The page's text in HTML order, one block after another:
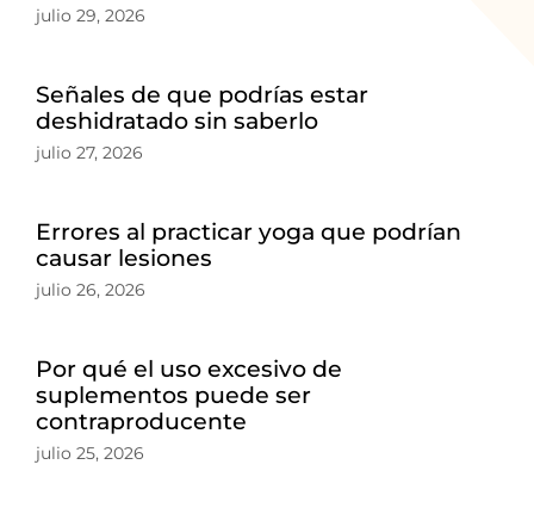
julio 29, 2026
Señales de que podrías estar
deshidratado sin saberlo
julio 27, 2026
Errores al practicar yoga que podrían
causar lesiones
julio 26, 2026
Por qué el uso excesivo de
suplementos puede ser
contraproducente
julio 25, 2026